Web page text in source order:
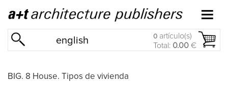
english 0 artículo(s)
Total: 0.00 €
BIG. 8 House. Tipos de vivienda